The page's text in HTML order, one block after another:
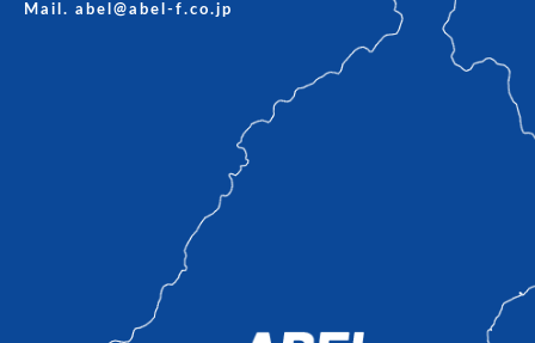
Mail. abel@abel-f.co.jp